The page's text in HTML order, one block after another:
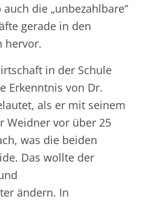
die „unbezahlbare“
gerade in den
hervor.
in der Schule
Erkenntnis von Dr.
als er mit seinem
Weidner vor über 25
was die beiden
Das wollte der
ändern. In